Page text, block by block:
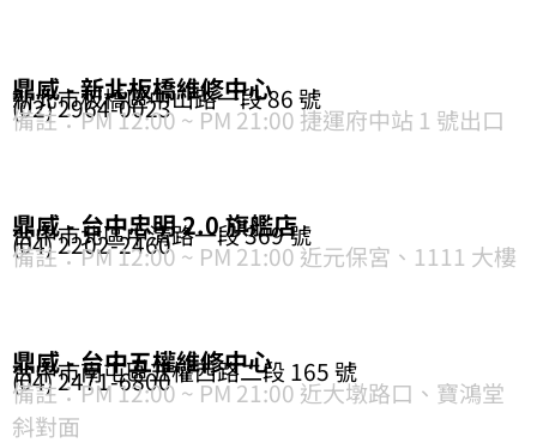
鼎威 - 新北板橋維修中心
新北市板橋區中山路一段 86 號
(02) 2964-0023
備註：PM 12:00 ~ PM 21:00 捷運府中站 1 號出口
鼎威 - 台中忠明 2.0 旗艦店
台中市北區中清路一段 369 號
(04) 2202-2460
備註：PM 12:00 ~ PM 21:00 近元保宮、1111 大樓
鼎威 - 台中五權維修中心
台中市南屯區五權西路二段 165 號
(04) 2471-6800
備註：PM 12:00 ~ PM 21:00 近大墩路口、寶鴻堂
斜對面